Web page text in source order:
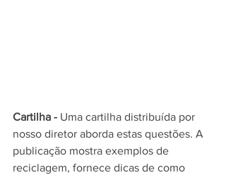
Cartilha - Uma cartilha distribuída por
nosso diretor aborda estas questões. A
publicação mostra exemplos de
reciclagem, fornece dicas de como